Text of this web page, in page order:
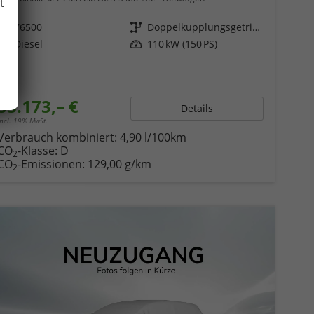
76500 Getriebe
Doppelkupplungsgetriebe (DSG)
Diesel Leistung 110 kW (150 PS)
€
19% MwSt.
Details
kombiniert: 4,90 l/100km
2-Klasse: D
2-Emissionen: 129,00 g/km